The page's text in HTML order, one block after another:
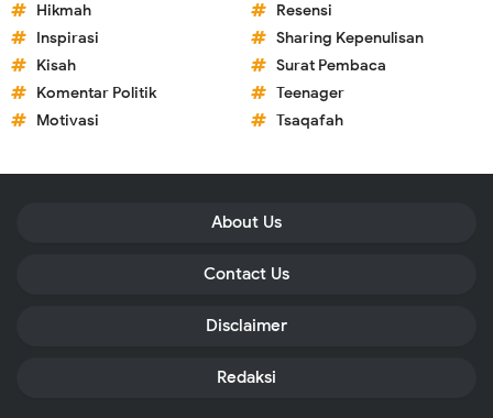
Hikmah
Inspirasi
Kisah
Komentar Politik
Motivasi
Resensi
Sharing Kepenulisan
Surat Pembaca
Teenager
Tsaqafah
About Us
Contact Us
Disclaimer
Redaksi